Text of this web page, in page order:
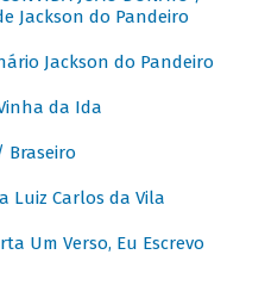
Jackson do Pandeiro
Jackson do Pandeiro
da Ida
Braseiro
Luiz Carlos da Vila
Um Verso, Eu Escrevo